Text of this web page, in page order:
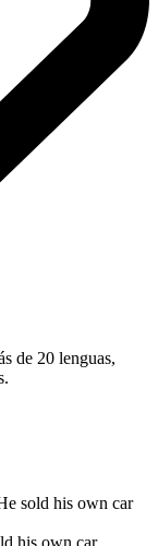
de 20 lenguas,
sold his own car